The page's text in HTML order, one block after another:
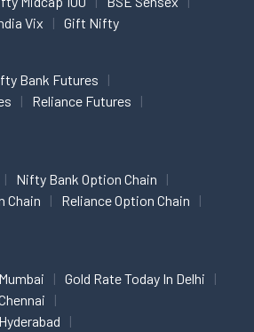
Vix Gift Nifty
Bank Futures
Reliance Futures
Nifty Bank Option Chain
Chain
Reliance Option Chain
Gold Rate Today In Delhi